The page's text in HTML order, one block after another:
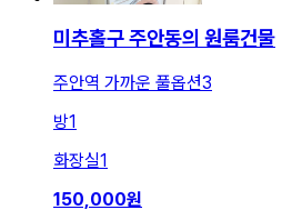
미추홀구 주안동의 원룸건물
주안역 가까운 풀옵션3
방1
화장실1
150,000원